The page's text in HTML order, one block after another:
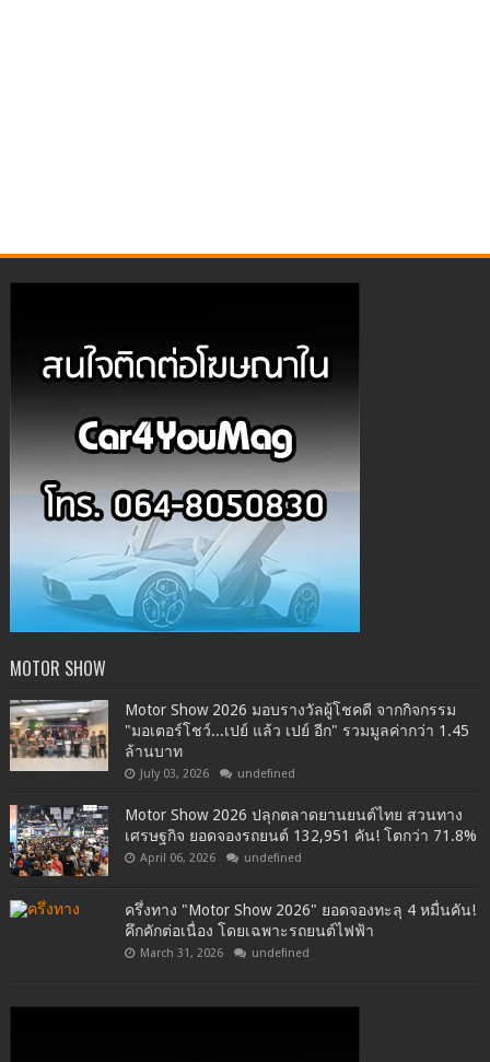
MOTOR SHOW
Motor Show 2026 มอบรางวัลผู้โชคดี จากกิจกรรม
"มอเตอร์โชว์...เปย์ แล้ว เปย์ อีก" รวมมูลค่ากว่า 1.45
ล้านบาท
July 03, 2026 undefined
Motor Show 2026 ปลุกตลาดยานยนต์ไทย สวนทาง
เศรษฐกิจ ยอดจองรถยนต์ 132,951 คัน! โตกว่า 71.8%
April 06, 2026 undefined
ครึ่งทาง "Motor Show 2026" ยอดจองทะลุ 4 หมื่นคัน!
คึกคักต่อเนื่อง โดยเฉพาะรถยนต์ไฟฟ้า
March 31, 2026 undefined